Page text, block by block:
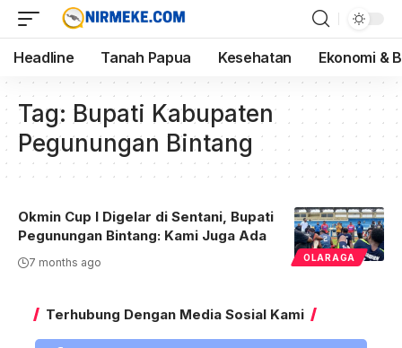
Headline Tanah Papua Kesehatan Ekonomi &
Tag: Bupati Kabupaten
Pegunungan Bintang
OLARAGA
Okmin Cup I Digelar di Sentani, Bupati
Pegunungan Bintang: Kami Juga Ada
7 months ago
Terhubung Dengan Media Sosial Kami